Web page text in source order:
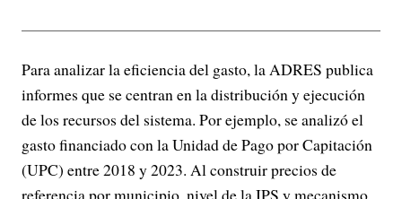
Para analizar la eficiencia del gasto, la ADRES publica
informes que se centran en la distribución y ejecución
de los recursos del sistema. Por ejemplo, se analizó el
gasto financiado con la Unidad de Pago por Capitación
(UPC) entre 2018 y 2023. Al construir precios de
referencia por municipio, nivel de la IPS y mecanismo